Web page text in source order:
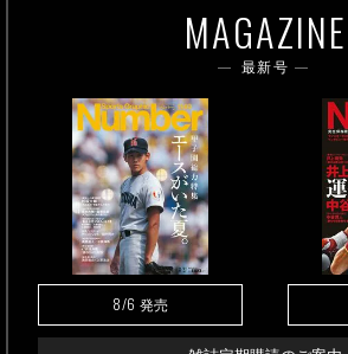
MAGAZINE
最新号
8/6 発売